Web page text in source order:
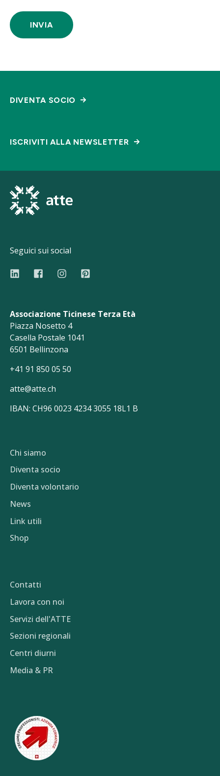
DIVENTA SOCIO
ISCRIVITI ALLA NEWSLETTER
Seguici sui social
Associazione Ticinese Terza Età
Piazza Nosetto 4
Casella Postale 1041
6501 Bellinzona
+41 91 850 05 50
atte@atte.ch
IBAN: CH96 0023 4234 3055 18L1 B
Chi siamo
Diventa socio
Diventa volontario
News
Link utili
Shop
Contatti
Lavora con noi
Servizi dell'ATTE
Sezioni regionali
Centri diurni
Media & PR